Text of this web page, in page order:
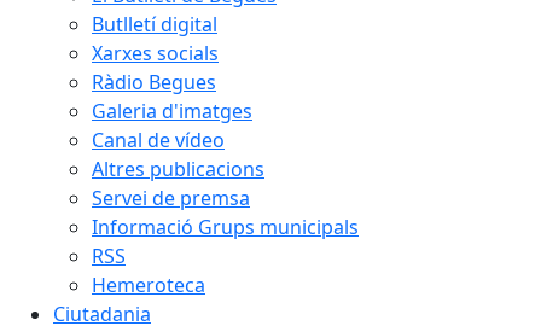
Butlletí digital
Xarxes socials
Ràdio Begues
Galeria d'imatges
Canal de vídeo
Altres publicacions
Servei de premsa
Informació Grups municipals
RSS
Hemeroteca
Ciutadania